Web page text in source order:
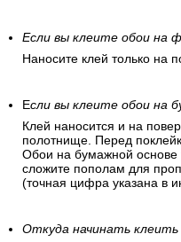
Если вы клеите обои на
Наносите клей только на
Если вы клеите обои на
Клей наносится и на
полотнище. Перед
Обои на бумажной основе
сложите пополам для
(точная цифра указана в
Откуда начинать клеить